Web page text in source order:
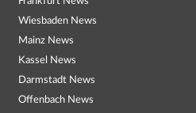
Wiesbaden News
Mainz News
Kassel News
Darmstadt News
Offenbach News